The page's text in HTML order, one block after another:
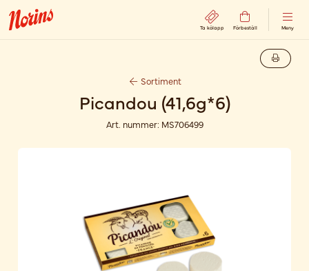
Ta kölapp Förbeställ Meny
Sortiment
Picandou (41,6g*6)
Art. nummer: MS706499